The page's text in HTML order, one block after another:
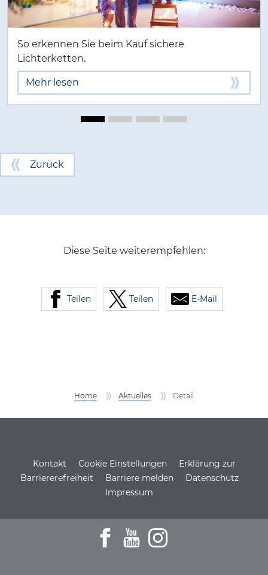
So erkennen Sie beim Kauf sichere
Lichterketten.
Mehr lesen
Zurück
Diese Seite weiterempfehlen:
Teilen Teilen E-Mail
Home Aktuelles Detail
Service Informationen
Kontakt Cookie Einstellungen
Erklärung zur
Barriererefreiheit
Barriere melden
Datenschutz
Impressum
Zum Facebookprofil der DSH
Zu den Youtube-Filmen der
Zum Instagramprofil der